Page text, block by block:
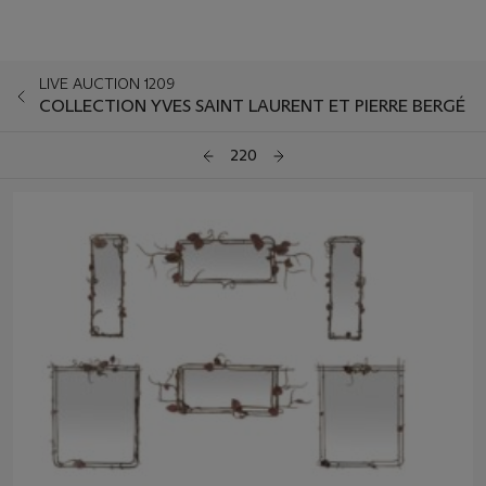
LIVE AUCTION 1209
COLLECTION YVES SAINT LAURENT ET PIERRE BERGÉ
220